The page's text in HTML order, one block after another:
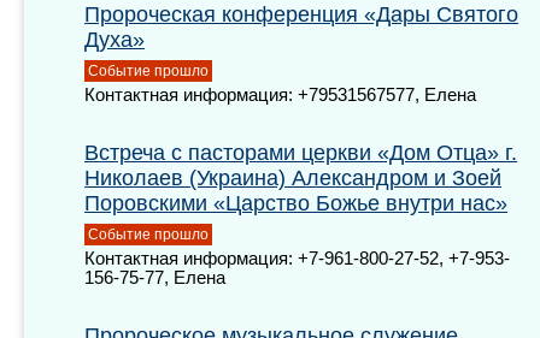
Пророческая конференция «Дары Святого
Духа»
Событие прошло
Контактная информация: +79531567577, Елена
Встреча с пасторами церкви «Дом Отца» г.
Николаев (Украина) Александром и Зоей
Поровскими «Царство Божье внутри нас»
Событие прошло
Контактная информация: +7-961-800-27-52, +7-953-
156-75-77, Елена